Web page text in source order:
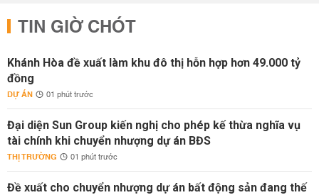
TIN GIỜ CHÓT
Khánh Hòa đề xuất làm khu đô thị hỗn hợp hơn 49.000 tỷ
đồng
DỰ ÁN 01 phút trước
Đại diện Sun Group kiến nghị cho phép kế thừa nghĩa vụ
tài chính khi chuyển nhượng dự án BĐS
THỊ TRƯỜNG 01 phút trước
Đề xuất cho chuyển nhượng dự án bất động sản đang thế